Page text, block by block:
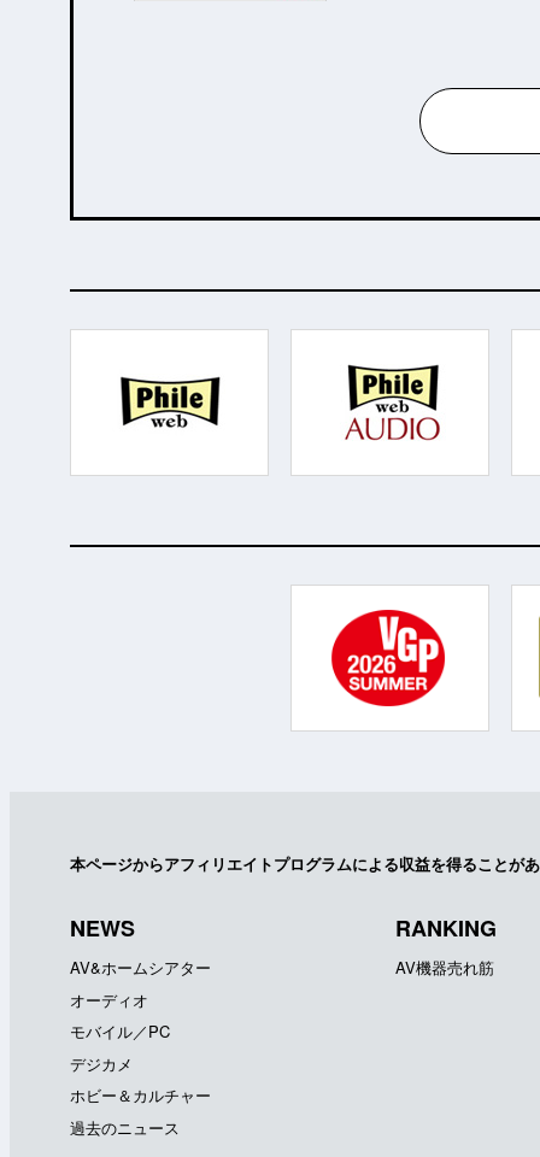
本ページからアフィリエイトプログラムによる収益を得ることが
NEWS
AV&ホームシアター
オーディオ
モバイル／PC
デジカメ
ホビー＆カルチャー
過去のニュース
RANKING
AV機器売れ筋